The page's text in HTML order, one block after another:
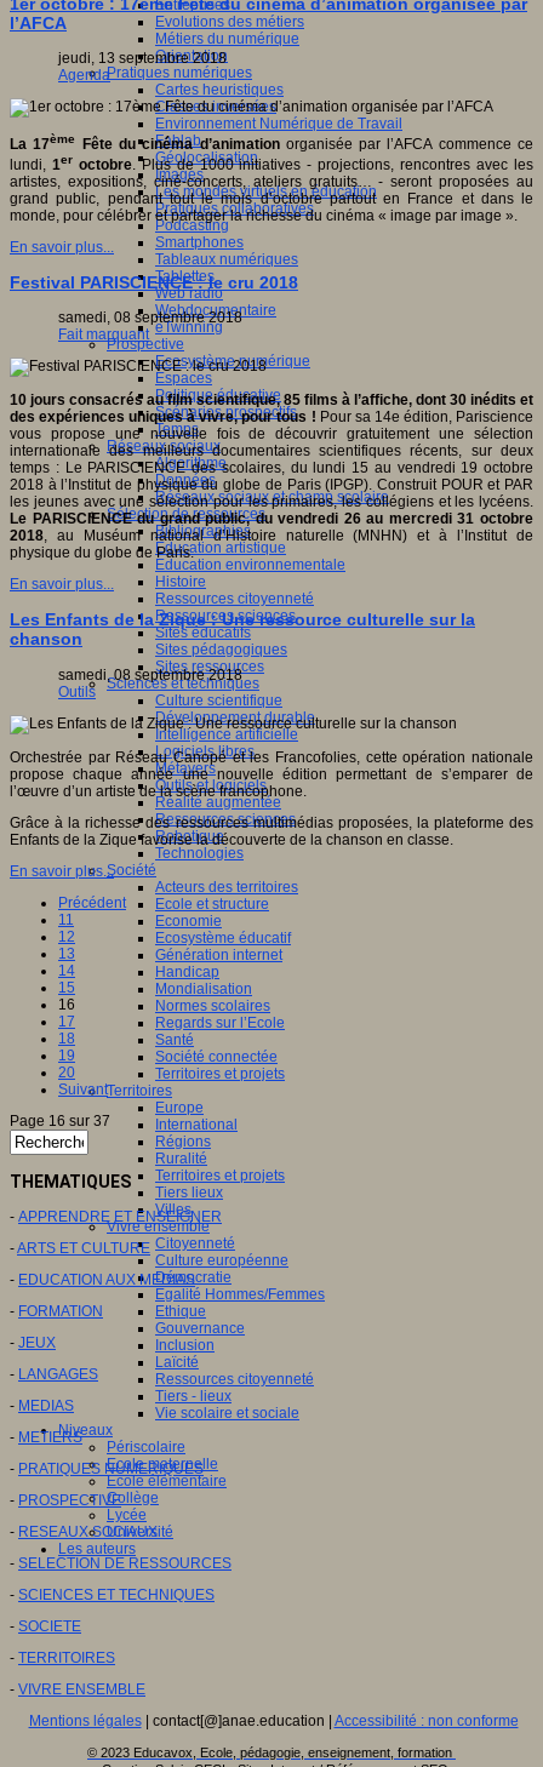
Entreprises
Evolutions des métiers
Métiers du numérique
Orientation
Pratiques numériques
Cartes heuristiques
Classes inversées
Environnement Numérique de Travail
Fablab
Géolocalisation
Images
Les mondes virtuels en éducation
Pratiques collaboratives
Podcasting
Smartphones
Tableaux numériques
Tablettes
Web radio
Webdocumentaire
eTwinning
Prospective
Ecosystème numérique
Espaces
Politique éducative
Scénarios prospectifs
Temps
Réseaux sociaux
Algorithme
Données
Réseaux sociaux et champ scolaire
Sélection de ressources
Bibliographies
Education artistique
Education environnementale
Histoire
Ressources citoyenneté
Ressources sciences
Sites éducatifs
Sites pédagogiques
Sites ressources
Sciences et techniques
Culture scientifique
Développement durable
Intelligence artificielle
Logiciels libres
Métavers
Outils et logiciels
Réalité augmentée
Ressources sciences
Robotique
Technologies
Société
Acteurs des territoires
Ecole et structure
Economie
Ecosystème éducatif
Génération internet
Handicap
Mondialisation
Normes scolaires
Regards sur l’Ecole
Santé
Société connectée
Territoires et projets
Territoires
Europe
International
Régions
Ruralité
Territoires et projets
Tiers lieux
Villes
Vivre ensemble
Citoyenneté
Culture européenne
Démocratie
Egalité Hommes/Femmes
Ethique
Gouvernance
Inclusion
Laïcité
Ressources citoyenneté
Tiers - lieux
Vie scolaire et sociale
Niveaux
Périscolaire
Ecole maternelle
Ecole élémentaire
Collège
Lycée
Université
Les auteurs
1er octobre : 17ème Fête du cinéma d’animation organisée par
l’AFCA
jeudi, 13 septembre 2018
Agenda
La 17ème Fête du cinéma d’animationorganisée par l’AFCA commence ce
lundi, 1er octobre. Plus de 1000 initiatives - projections, rencontres avec les
artistes, expositions, ciné-concerts, ateliers gratuits… - seront proposées au
grand public, pendant tout le mois d’octobre partout en France et dans le
monde, pour célébrer et partager la richesse du cinéma « image par image ».
En savoir plus...
Festival PARISCIENCE : le cru 2018
samedi, 08 septembre 2018
Fait marquant
10 jours consacrés au film scientifique, 85 films à l’affiche, dont 30 inédits et
des expériences uniques à vivre, pour tous ! Pour sa 14e édition, Pariscience
vous propose une nouvelle fois de découvrir gratuitement une sélection
internationale des meilleurs documentaires scientifiques récents, sur deux
temps : Le PARISCIENCE des scolaires, du lundi 15 au vendredi 19 octobre
2018 à l’Institut de physique du globe de Paris (IPGP). Construit POUR et PAR
les jeunes avec une sélection pour les primaires, les collégiens et les lycéens.
Le PARISCIENCE du grand public, du vendredi 26 au mercredi 31 octobre
2018, au Muséum national d’Histoire naturelle (MNHN) et à l’Institut de
physique du globe de Paris.
En savoir plus...
Les Enfants de la Zique : Une ressource culturelle sur la
chanson
samedi, 08 septembre 2018
Outils
Orchestrée par Réseau Canopé et les Francofolies, cette opération nationale
propose chaque année une nouvelle édition permettant de s’emparer de
l’œuvre d’un artiste de la scène francophone.
Grâce à la richesse des ressources multimédias proposées, la plateforme des
Enfants de la Zique favorise la découverte de la chanson en classe.
En savoir plus...
Précédent
11
12
13
14
15
16
17
18
19
20
Suivant
Page 16 sur 37
THEMATIQUES
- APPRENDRE ET ENSEIGNER
-ARTS ET CULTURE
- EDUCATION AUX MEDIAS
- FORMATION
- JEUX
- LANGAGES
- MEDIAS
- METIERS
- PRATIQUES NUMERIQUES
- PROSPECTIVE
- RESEAUX SOCIAUX
- SELECTION DE RESSOURCES
- SCIENCES ET TECHNIQUES
- SOCIETE
- TERRITOIRES
- VIVRE ENSEMBLE
Mentions légales| contact[@]anae.education | Accessibilité : non conforme
© 2023 Educavox, Ecole, pédagogie, enseignement, formation